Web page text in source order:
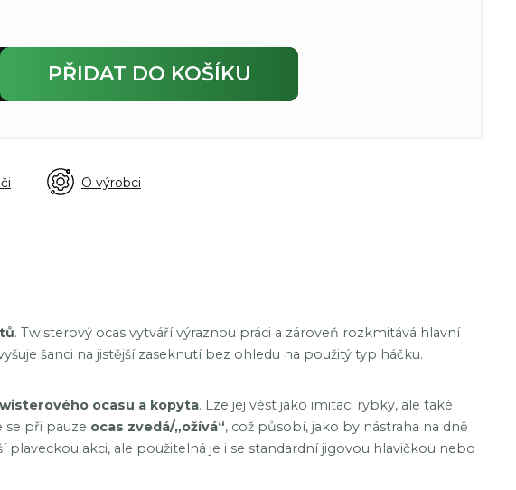
PŘIDAT DO KOŠÍKU
O výrobci
. Twisterový ocas vytváří výraznou práci a zároveň rozkmitává hlavní
šanci na jistější zaseknutí bez ohledu na použitý typ háčku.
ocasu a kopyta. Lze jej vést jako imitaci rybky, ale také
se při pauze ocas zvedá/„ožívá“, což působí, jako by nástraha na dně
plaveckou akci, ale použitelná je i se standardní jigovou hlavičkou nebo